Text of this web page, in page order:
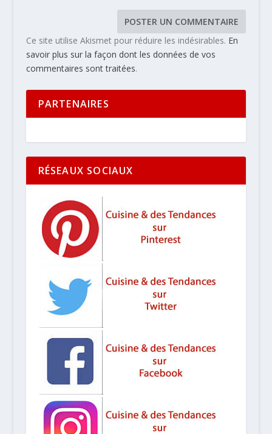
Ce site utilise Akismet pour réduire les indésirables. En
savoir plus sur la façon dont les données de vos
commentaires sont traitées.
PARTENAIRES
RÉSEAUX SOCIAUX